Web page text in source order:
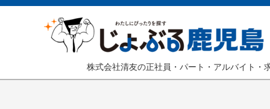
株式会社清友の正社員・パート・アルバイト・